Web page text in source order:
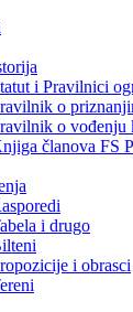
i Pravilnici
o
o vođenju
članova FS
i drugo
i obrasci